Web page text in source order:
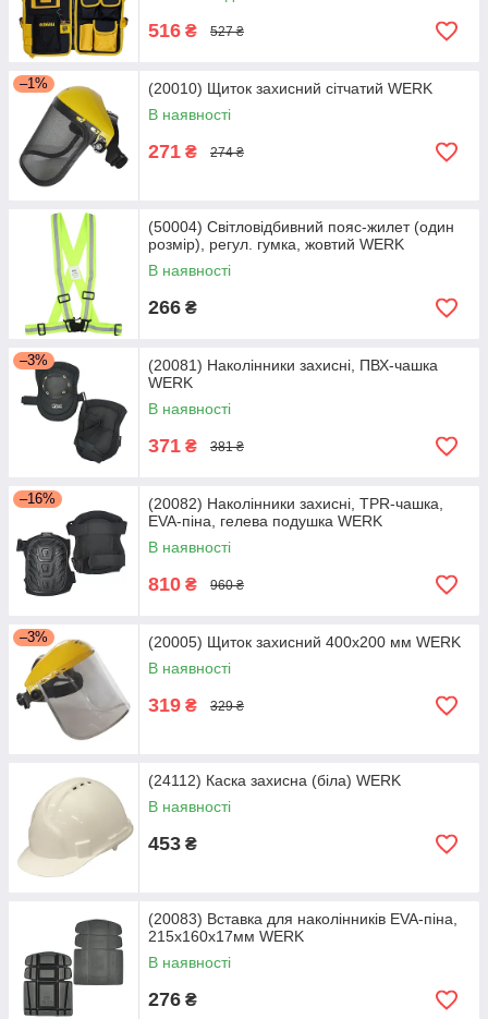
516 ₴ 527 ₴
–1%
(20010) Щиток захисний сітчатий WERK
В наявності
271 ₴ 274 ₴
(50004) Світловідбивний пояс-жилет (один
розмір), регул. гумка, жовтий WERK
В наявності
266 ₴
–3%
(20081) Наколінники захисні, ПВХ-чашка
WERK
В наявності
371 ₴ 381 ₴
–16%
(20082) Наколінники захисні, TPR-чашка,
EVA-піна, гелева подушка WERK
В наявності
810 ₴ 960 ₴
–3%
(20005) Щиток захисний 400х200 мм WERK
В наявності
319 ₴ 329 ₴
(24112) Каска захисна (біла) WERK
В наявності
453 ₴
(20083) Вставка для наколінників EVA-піна,
215x160x17мм WERK
В наявності
276 ₴